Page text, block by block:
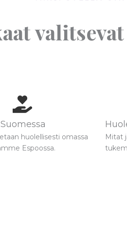
huolellisesti omassa
Espoossa.
Mitat